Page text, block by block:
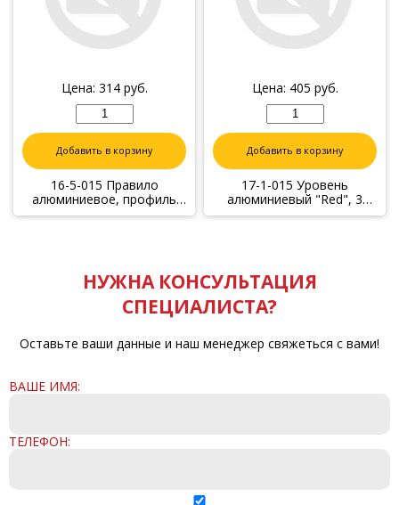
Цена: 314руб.
Добавить в корзину
16-5-015 Правило
алюминиевое, профиль
"трапеция", 1,5м (Hobbi)
Цена: 405 руб.
Добавить в корзину
17-1-015 Уровень
алюминиевый "Red", 3
ампулы, 150 см (Hobbi)
НУЖНА КОНСУЛЬТАЦИЯ
СПЕЦИАЛИСТА?
Оставьте ваши данные и наш менеджер свяжеться с вами!
ВАШЕ ИМЯ:
ТЕЛЕФОН: